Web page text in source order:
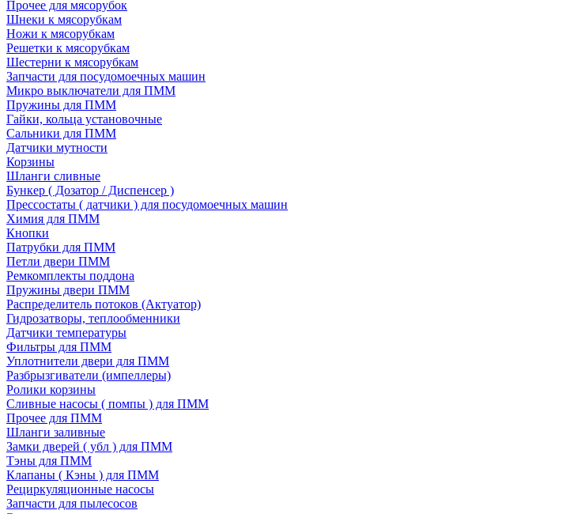
Прочее для мясорубок
Шнеки к мясорубкам
Ножи к мясорубкам
Решетки к мясорубкам
Шестерни к мясорубкам
Запчасти для посудомоечных машин
Микро выключатели для ПММ
Пружины для ПММ
Гайки, кольца установочные
Сальники для ПММ
Датчики мутности
Корзины
Шланги сливные
Бункер ( Дозатор / Диспенсер )
Прессостаты ( датчики ) для посудомоечных машин
Химия для ПММ
Кнопки
Патрубки для ПММ
Петли двери ПММ
Ремкомплекты поддона
Пружины двери ПММ
Распределитель потоков (Актуатор)
Гидрозатворы, теплообменники
Датчики температуры
Фильтры для ПММ
Уплотнители двери для ПММ
Разбрызгиватели (импеллеры)
Ролики корзины
Сливные насосы ( помпы ) для ПММ
Прочее для ПММ
Шланги заливные
Замки дверей ( убл ) для ПММ
Тэны для ПММ
Клапаны ( Кэны ) для ПММ
Рециркуляционные насосы
Запчасти для пылесосов